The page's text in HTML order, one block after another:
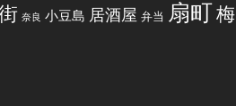
奈良 小豆島 居酒屋 弁当 扇町梅